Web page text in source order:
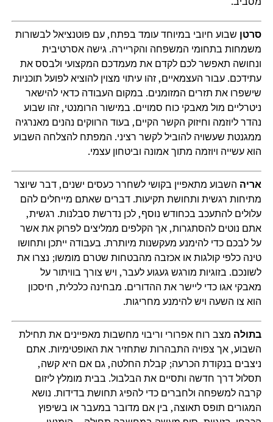
סרטן שבוע חיובי במיוחד עומד בפתח, עם פוטנציאל לבשורות
משמחות בתחומי המשפחה והקריירה. גישה אסרטיבית
ונחושה תאפשר לכם לקדם את מעמדכם המקצועי ולבסס את
עתידכם. עבור העצמאיים, זהו עיתוי מצוין להוציא לפועל תוכניות
שישפרו את תזרים המזומנים. במקום העבודה כדאי להישאר
ניטרליים מול מאבקי כוח סמויים. במישור הרומנטי, זהו שבוע
נהדר ליוזמה וחיזוק הקשר הקיים, בעוד הרווקים נהנים מאנרגיה
ממגנטת שעשויה להוביל לקשר רציני. המפתח להצלחה השבוע
הוא עשייה ויוזמה מתוך אמונה וביטחון עצמי.
אריה השבוע מתאפיין בקושי לשחרר כעסים ישנים, דבר שיוצר
מתיחות רגשית ותחושת תקיעות. דברים שאתם מייחלים להם
עלולים להתעכב בכחודש נוסף, לכן נדרשת סבלנות. רגשית,
אתם נוטים להסתגרות, אך הקלפים ממליצים לפרוק את אשר
על לבכם כדי להימנע מעקשנות מיותרת. בעבודה ייתכן ותחושו
טינה כלפי קולגות או אכזבה מהבטחות שטרם מומשו; נצרו את
לשונכם. בזוגיות מורגש געגוע לעבר, ויש צורך בוויתור על
מאבקי אגו כדי ליישר את ההדורים. מבחינה כלכלית, חיסכון
הוא צו השעה ויש להימנע מחריגות.
בתולה מצב רוח אפרורי וריבוי מחשבות מאפיינים את תחילת
השבוע, אך צפויה התבהרות שתחזיר את האופטימיות. אתם
ניצבים בנקודת הכרעה; קבלת החלטה, גם אם היא קשה,
תסלול דרך חדשה ותסיים את הבלבול. בבית מומלץ ליזום
קרבה למשפחה ולחברים כדי להפיג תחושת בדידות. נושא
המגורים תופס תאוצה, בין אם מדובר במעבר או בשיפוץ